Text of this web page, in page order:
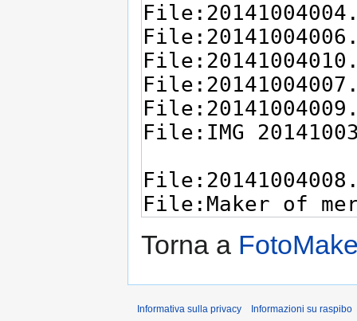
Torna a
Informativa sulla privacy Informazioni su raspibo